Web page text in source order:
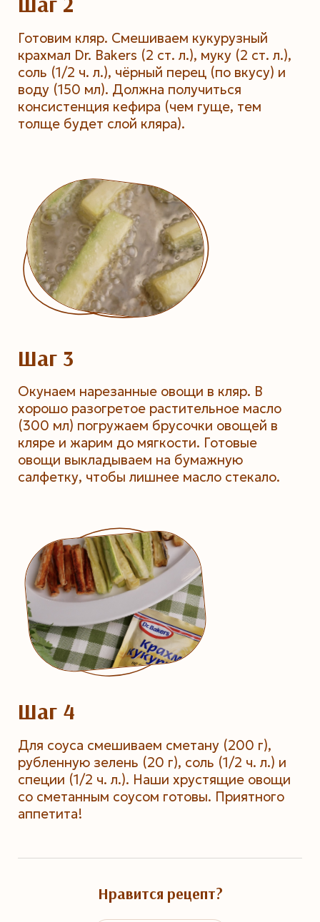
Готовим кляр. Смешиваем кукурузный
крахмал Dr. Bakers (2 ст. л.), муку (2 ст. л.),
соль (1/2 ч. л.), чёрный перец (по вкусу) и
воду (150 мл). Должна получиться
консистенция кефира (чем гуще, тем
толще будет слой кляра).
Шаг 3
Окунаем нарезанные овощи в кляр. В
хорошо разогретое растительное масло
(300 мл) погружаем брусочки овощей в
кляре и жарим до мягкости. Готовые
овощи выкладываем на бумажную
салфетку, чтобы лишнее масло стекало.
Шаг 4
Для соуса смешиваем сметану (200 г),
рубленную зелень (20 г), соль (1/2 ч. л.) и
специи (1/2 ч. л.). Наши хрустящие овощи
со сметанным соусом готовы. Приятного
аппетита!
Нравится рецепт?